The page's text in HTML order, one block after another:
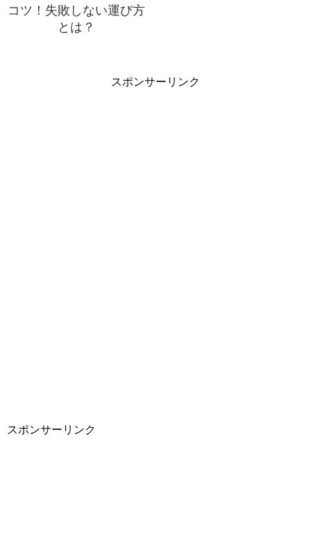
コツ！失敗しない運び方
とは？
スポンサーリンク
スポンサーリンク